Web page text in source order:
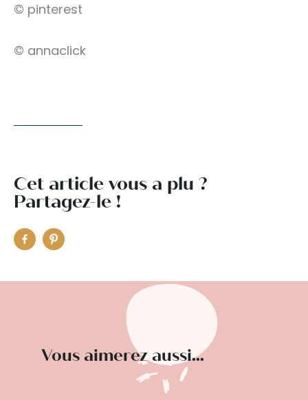
© pinterest
© annaclick
Cet article vous a plu ?
Partagez-le !
Vous aimerez aussi...